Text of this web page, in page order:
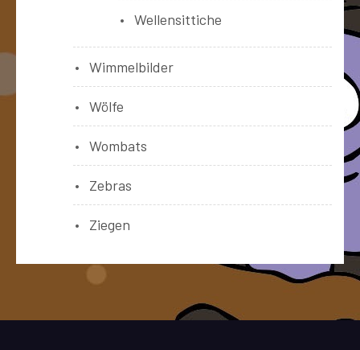
Wellensittiche
Wimmelbilder
Wölfe
Wombats
Zebras
Ziegen